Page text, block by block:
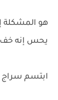
هو المشكلة
يحس إنه
ابتسم سراج